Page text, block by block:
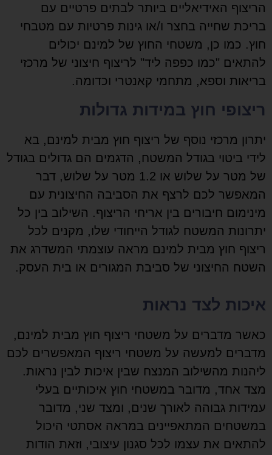
הריצוף האידיאליים ביותר לבתים פרטיים עם
בריכת שחייה בחצר ו/או גינות פרטיות עם מטבחי
חוץ. כמו כן, משטחי החוץ של למינם יכולים
להתאים "כמו כפפה ליד" לריצוף חיצוני של מרכזי
בריאות וספא, מתחמי קאנטרי וכדומה.
ריצופי חוץ במידות גדולות
יתרון מרכזי נוסף של ריצוף חוץ מבית למינם, בא
לידי ביטוי בגודל המשטח, הדגמים הם גדולים בגודל
של מטר על שלוש או 1.2 מטר על שלוש, דבר
המאפשר לכם לרצף את הסביבה החיצונית עם
מינימום חיבורים בין אריחי הריצוף. השילוב בין כל
יתרונות המשטח לגודל הייחודי שלו, מקנים לכל
ריצוף חוץ מבית למינם מראה עוצמתי המשדרג את
השטח החיצוני של סביבת המגורים או בית העסק.
איכות לצד נראות
כאשר מדברים על משטחי ריצוף חוץ מבית למינם,
מדברים למעשה על משטחי ריצוף המאפשרים לכם
ליהנות מהשילוב המנצח שבין איכות לבין נראות.
מצד אחד, מדובר במשטחי חוץ איכותיים בעלי
עמידות גבוהה לאורך שנים, ומצד שני, מדובר
במשטחים המתאפיינים במראה אסתטי היכול
להתאים את עצמו לכל סגנון עיצובי, וזאת הודות